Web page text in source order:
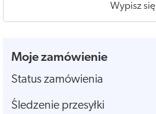
Wypisz się
Moje zamówienie
Status zamówienia
Śledzenie przesyłki